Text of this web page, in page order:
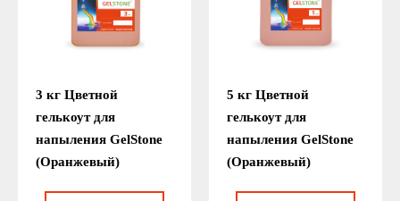
3 кг Цветной
гелькоут для
напыления GelStone
(Оранжевый)
5 кг Цветной
гелькоут для
напыления GelStone
(Оранжевый)